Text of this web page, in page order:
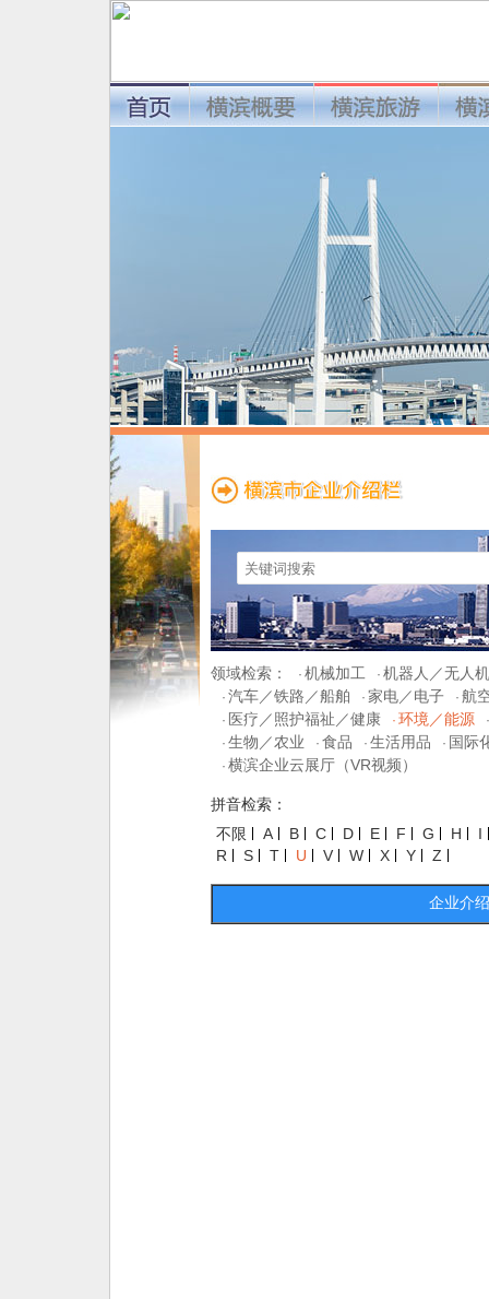
领域检索： · 机械加工 · 机器人／无人机
· 汽车／铁路／船舶 · 家电／电子 · 航
· 医疗／照护福祉／健康 · 环境／能源
·
· 生物／农业 · 食品 · 生活用品 · 国际
· 横滨企业云展厅（VR视频）
拼音检索：
不限
A B C D E F G H
I
R
S T U V W X Y Z
企业介绍